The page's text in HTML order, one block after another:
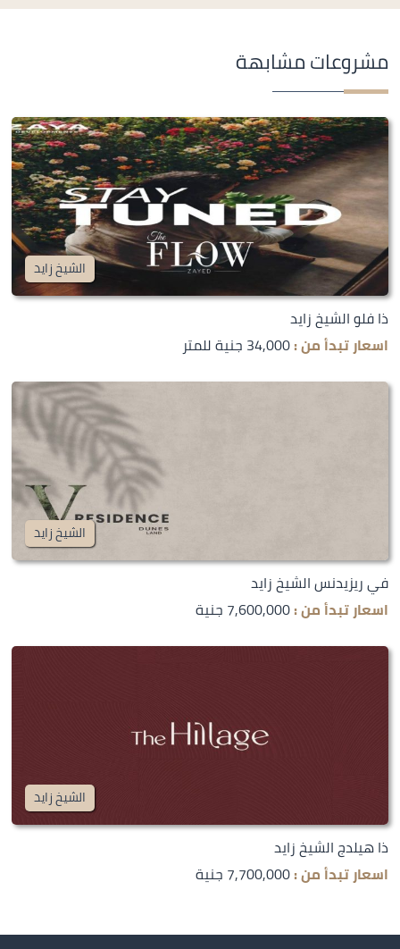
مشروعات مشابهة
الشيخ زايد
ذا فلو الشيخ زايد
اسعار تبدأ من :34,000 جنية للمتر
الشيخ زايد
في ريزيدنس الشيخ زايد
اسعار تبدأ من :7,600,000 جنية
الشيخ زايد
ذا هيلدج الشيخ زايد
اسعار تبدأ من :7,700,000 جنية